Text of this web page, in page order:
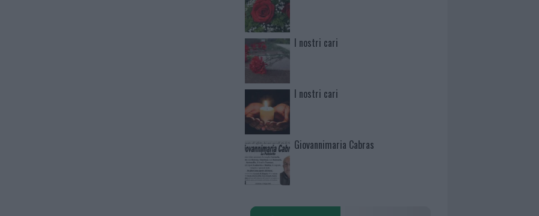
I nostri cari
I nostri cari
Giovannimaria Cabras